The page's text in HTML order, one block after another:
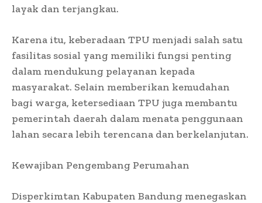
layak dan terjangkau.
Karena itu, keberadaan TPU menjadi salah satu
fasilitas sosial yang memiliki fungsi penting
dalam mendukung pelayanan kepada
masyarakat. Selain memberikan kemudahan
bagi warga, ketersediaan TPU juga membantu
pemerintah daerah dalam menata penggunaan
lahan secara lebih terencana dan berkelanjutan.
Kewajiban Pengembang Perumahan
Disperkimtan Kabupaten Bandung menegaskan